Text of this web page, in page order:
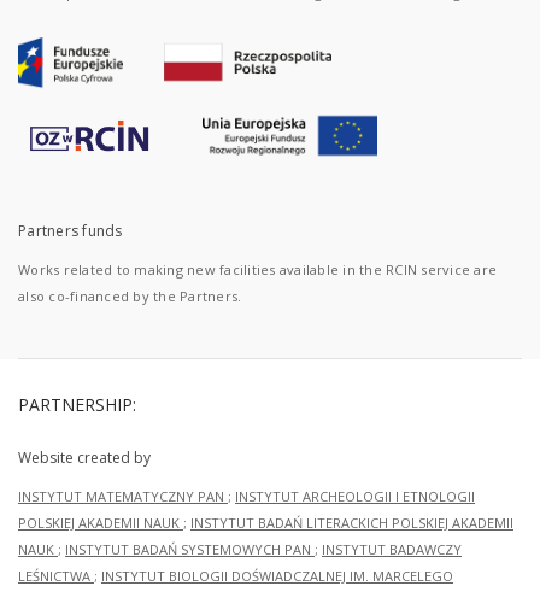
Partners funds
Works related to making new facilities available in the RCIN service are
also co-financed by the Partners.
PARTNERSHIP:
Website created by
INSTYTUT MATEMATYCZNY PAN ; INSTYTUT ARCHEOLOGII I ETNOLOGII
POLSKIEJ AKADEMII NAUK ; INSTYTUT BADAŃ LITERACKICH POLSKIEJ AKADEMII
NAUK ; INSTYTUT BADAŃ SYSTEMOWYCH PAN ; INSTYTUT BADAWCZY
LEŚNICTWA ; INSTYTUT BIOLOGII DOŚWIADCZALNEJ IM. MARCELEGO